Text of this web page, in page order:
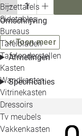
Bijzettafels
Sidetables
Bureaus
Tafelbladen
Tafelonderstellen
Kasten
Wandkasten
Vitrinekasten
Dressoirs
Tv meubels
Vakkenkasten
Omschrijving
Toon meer
Afmetingen
Specificaties